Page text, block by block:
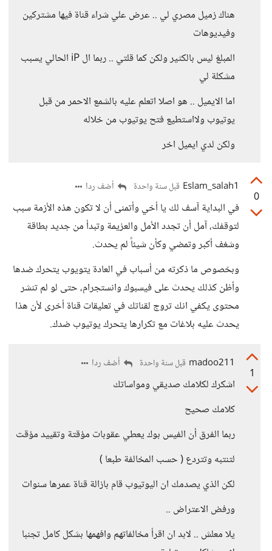
هناك زميل مصري لي .. عرض علي شراء قناة فيها مشتركين
وفيديوهات
المبلغ ليس بالكثير ولكن كما قلتي .. ربما ال iP الحالي يسبب
مشكلة لي
اما الايميل .. هو اصلا اتعلم عليه بالشمع الاحمر من قبل
يوتيوب ولااستطيع فتح يوتيوب من خلاله
ولكن لدي ايميل اخر
0
Eslam_salah1 قبل سنة واحدة أضف ردا
في البداية آسف لك يا أخي وأتمنى أن لا تكون هذه الأزمة سبب
لتوقفك، آمل أن تجدد الأمل والعزيمة وتبدأ من جديد بطاقة
وشغف أكبر وتمضي وكأن شيئاً لم يحدث.
وبخصوص ما ذكرته من أسباب في العادة يتويوب يتحرك ضدها
وأظن كذلك يحدث على فيسبوك وانستجرام، حتى لو لم تنشر
محتوى يكفي انك تروج لقناتك في تعليقات قناة أخرى لأن هذا
يحدث عليه بلاغات مع تكرارها يتحرك يوتيوب ضدك.
1
madoo211 قبل سنة واحدة أضف ردا
اشكرك لكلامك صديقي ومواساتك
كلامك صحيح
ربما الفرق أن الفيس بوك يعطي عقوبات مؤقتة وتقييد مؤقت
لتنتبه وتتردع ( حسب المخالفة طبعا )
لكن الذي يصدمك ان اليوتيوب قام بازالة قناة عمرها سنوات
ورفض الاعتراض ..
يلا معلش .. لابد ان اقرأ مخالفاتهم وافهمها بشكل كامل تجنبا